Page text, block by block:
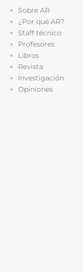
Sobre AR
¿Por qué AR?
Staff técnico
Profesores
Libros
Revista
Investigación
Opiniones